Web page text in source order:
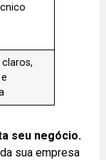
seu negócio.
sua empresa